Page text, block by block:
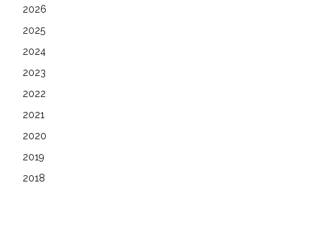
2026
2025
2024
2023
2022
2021
2020
2019
2018